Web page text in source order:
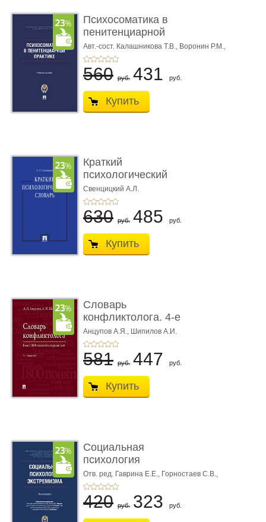
Психосоматика в
пенитенциарной
практике. Учеб ...
Авт.-сост. Калашникова Т.В., Воронин Р.М.,
Калашникова М.М.
560 руб. 431 руб.
Купить
Краткий
психологический
словарь
Свенцицкий А.Л.
630 руб. 485 руб.
Купить
Словарь
конфликтолога. 4-е
издание
Анцупов А.Я., Шипилов А.И.
581 руб. 447 руб.
Купить
Социальная
психология
экстремизма.
Монографи� ...
Отв. ред. Гаврина Е.Е., Горностаев С.В.,
Журавлев А.Л.
420 руб. 323 руб.